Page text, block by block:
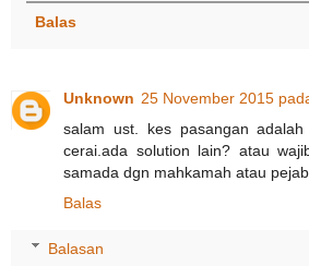
Balas
Unknown 25 November 2015
salam ust. kes pasangan
cerai.ada solution lain? atau
samada dgn mahkamah atau
Balas
Balasan